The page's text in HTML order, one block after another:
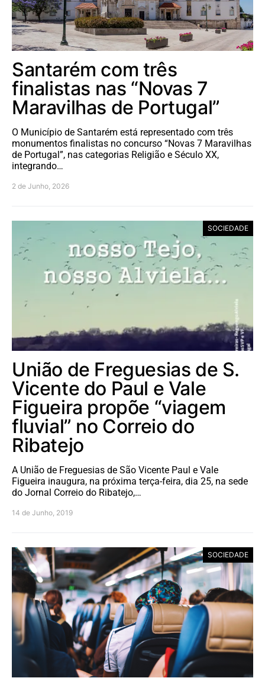
Santarém com três
finalistas nas “Novas 7
Maravilhas de Portugal”
O Município de Santarém está representado com três
monumentos finalistas no concurso “Novas 7 Maravilhas
de Portugal”, nas categorias Religião e Século XX,
integrando…
2 de Junho, 2026
SOCIEDADE
União de Freguesias de S.
Vicente do Paul e Vale
Figueira propõe “viagem
fluvial” no Correio do
Ribatejo
A União de Freguesias de São Vicente Paul e Vale
Figueira inaugura, na próxima terça-feira, dia 25, na sede
do Jornal Correio do Ribatejo,…
14 de Junho, 2019
SOCIEDADE